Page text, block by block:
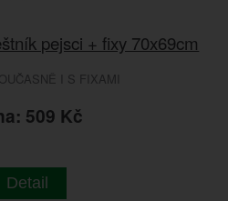
pejsci + fixy 70x69cm
I S FIXAMI
509 Kč
Detail